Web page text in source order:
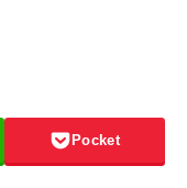
Pocket